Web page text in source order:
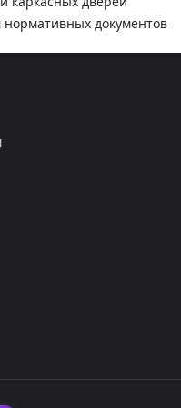
нормативных документов